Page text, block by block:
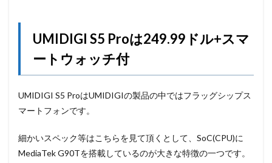
UMIDIGI S5 Proは249.99ドル+スマ
ートウォッチ付
UMIDIGI S5 ProはUMIDIGIの製品の中ではフラッグシップス
マートフォンです。
細かいスペック等はこちらを見て頂くとして、SoC(CPU)に
MediaTek G90Tを搭載しているのが大きな特徴の一つです。